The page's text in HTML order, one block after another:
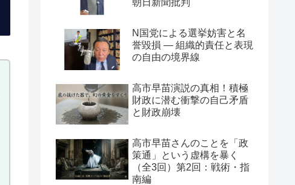
朝日新聞批判
N国党による選挙妨害と名
誉毀損 ― 組織的責任と表現
の自由の境界線
高市早苗演説の真相！積極
財政に潜む衝撃の自己矛盾
と財政崩壊
高市早苗さんのことを「政
策通」という虚構を暴く
（全3回）第2回：戦術・指
南編